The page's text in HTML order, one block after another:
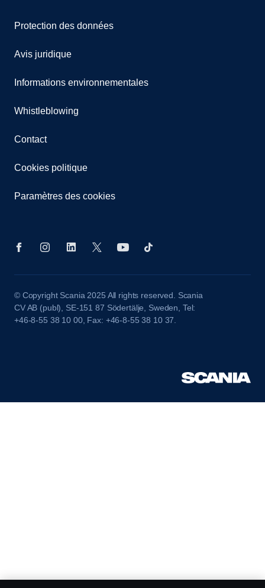
Protection des données
Avis juridique
Informations environnementales
Whistleblowing
Contact
Cookies politique
Paramètres des cookies
© Copyright Scania 2025 All rights reserved. Scania
CV AB (publ), SE-151 87 Södertälje, Sweden, Tel:
+46-8-55 38 10 00, Fax: +46-8-55 38 10 37.